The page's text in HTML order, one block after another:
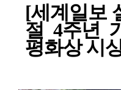
[세계일보
절 4주년
평화상 시